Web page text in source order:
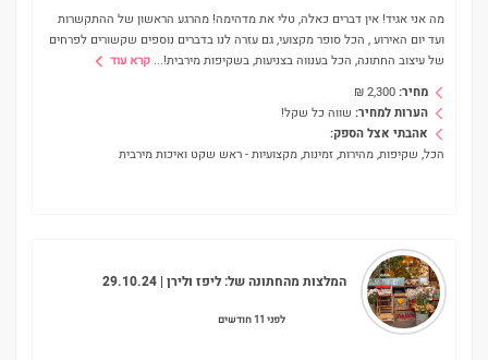
מה אני אגיד! אין דברים כאלה, טלי את מדהימה! מהרגע הראשון של ההתקשרות
ועד יום האירוע , הכל סופר מקצועי, גם עזרה לנו בדברים נוספים שקשורים לפרחים
של עיצוב החתונה, הכל בענווה בצניעות, בשקיפות מירבית!... קרא עוד
מחיר:2,300
₪
הערות למחיר: שווה כל שקל!
אהבתי אצל הספק:
הכל, שקיפות, מהירות, זמינות, מקצועיות - ראש שקט ואיכות מירבית
לפני 11 חודשים
המלצות מהחתונה של:ליפז ולירן | 29.10.24